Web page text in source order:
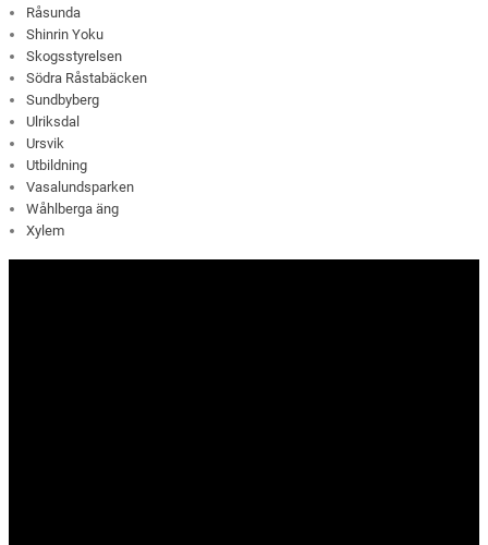
Råsunda
Shinrin Yoku
Skogsstyrelsen
Södra Råstabäcken
Sundbyberg
Ulriksdal
Ursvik
Utbildning
Vasalundsparken
Wåhlberga äng
Xylem